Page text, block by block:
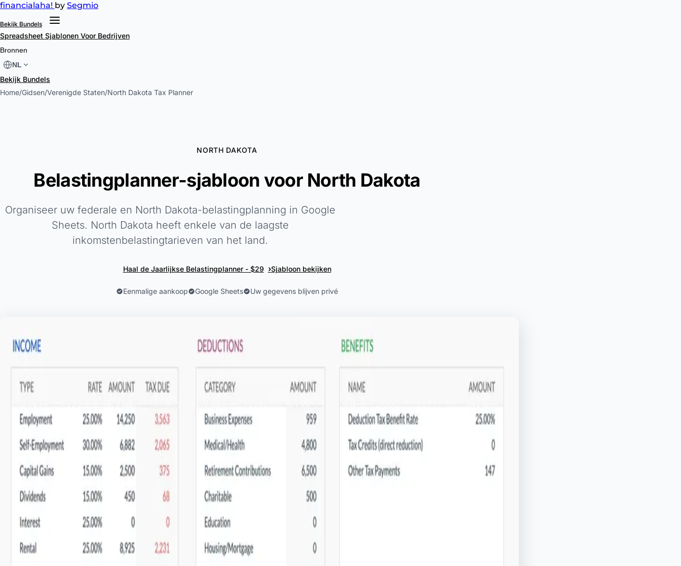
financialaha! by Segmio
Bekijk Bundels
Spreadsheet Sjablonen Voor Bedrijven
Bronnen
NL
Bekijk Bundels
Home/Gidsen/Verenigde Staten/North Dakota Tax Planner
NORTH DAKOTA
Belastingplanner-sjabloon voor North Dakota
Organiseer uw federale en North Dakota-belastingplanning in Google
Sheets. North Dakota heeft enkele van de laagste
inkomstenbelastingtarieven van het land.
Haal de Jaarlijkse Belastingplanner - $29 ›Sjabloon bekijken
Eenmalige aankoop Google Sheets Uw gegevens blijven privé